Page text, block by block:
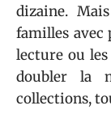
dizaine.
familles avec
lecture ou
doubler la
collections,